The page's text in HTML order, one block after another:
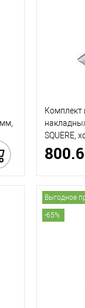
Комплект
SQUERE,
Выгодное
-65%